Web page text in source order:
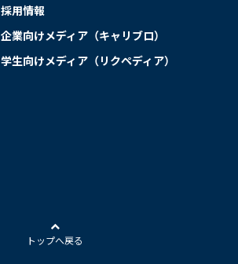
採用情報
企業向けメディア（キャリブロ）
学生向けメディア（リクペディア）
トップへ戻る